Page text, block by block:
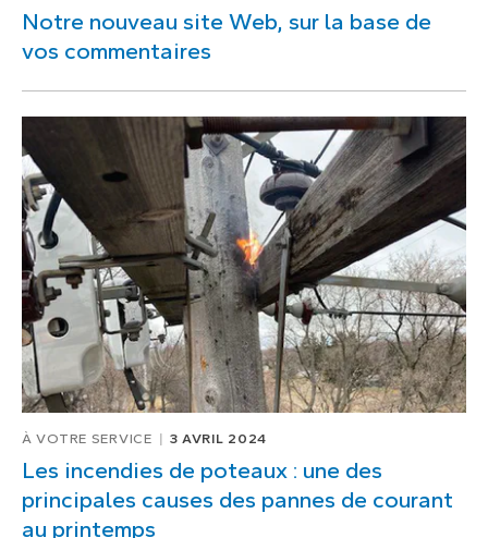
Notre nouveau site Web, sur la base de
vos commentaires
À VOTRE SERVICE 3 AVRIL 2024
Les incendies de poteaux : une des
principales causes des pannes de courant
au printemps